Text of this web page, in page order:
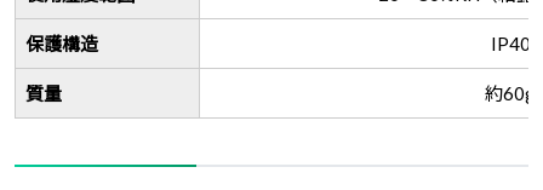
保護構造 IP40
質量 約60g